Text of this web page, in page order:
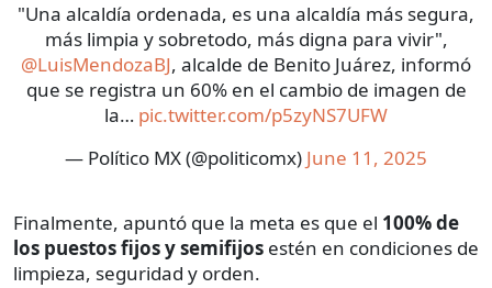
"Una alcaldía ordenada, es una alcaldía más segura,
más limpia y sobretodo, más digna para vivir",
@LuisMendozaBJ, alcalde de Benito Juárez, informó
que se registra un 60% en el cambio de imagen de
la… pic.twitter.com/p5zyNS7UFW
— Político MX (@politicomx) June 11, 2025
Finalmente, apuntó que la meta es que el 100% de
los puestos fijos y semifijos estén en condiciones de
limpieza, seguridad y orden.